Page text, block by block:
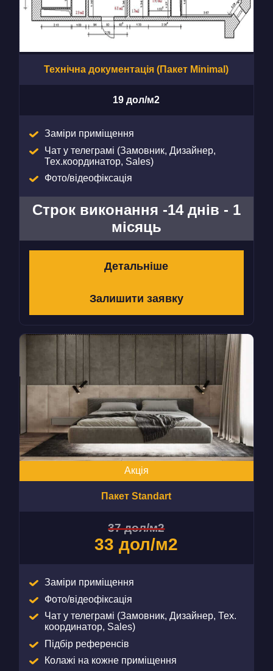
Технічна документація (Пакет Minimal)
19 дол/м2
Заміри приміщення
Чат у телеграмі (Замовник, Дизайнер,
Тех.координатор, Sales)
Фото/відеофіксація
Строк виконання -14 днів - 1
місяць
Детальніше
Залишити заявку
Акція
Пакет Standart
37 дол/м2
33 дол/м2
Заміри приміщення
Фото/відеофіксація
Чат у телеграмі (Замовник, Дизайнер, Тех.
координатор, Sales)
Підбір референсів
Колажі на кожне приміщення